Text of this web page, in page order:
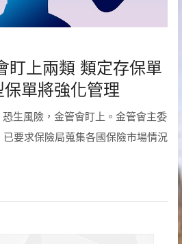
盯上兩類 類定存保單
單將強化管理
恐生風險，金管會盯上。金管會主委
要求保險局蒐集各國保險市場情況